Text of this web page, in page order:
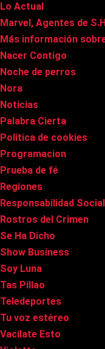
Lo Actual
Marvel, Agentes de
Más información
Nacer Contigo
Noche de perros
Nora
Noticias
Palabra Cierta
Política de cookies
Programacion
Prueba de fé
Regiones
Responsabilidad Social
Rostros del Crimen
Se Ha Dicho
Show Business
Soy Luna
Tas Pillao
Teledeportes
Tu voz estéreo
Vacílate Esto